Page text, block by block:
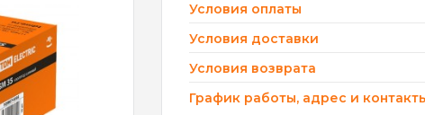
Условия оплаты
Условия доставки
Условия возврата
График работы, адрес и